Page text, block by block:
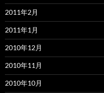
2011年2月
2011年1月
2010年12月
2010年11月
2010年10月